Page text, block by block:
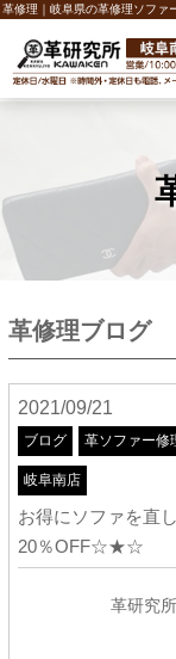
革修理｜岐阜県の革修理ソファ
革修理ブログ
2021/09/21
ブログ 革ソファー修
岐阜南店
お得にソファを
20％OFF☆★☆
革研究